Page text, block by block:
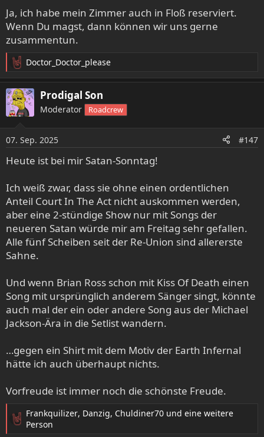
Ja, ich habe mein Zimmer auch in Floß reserviert.
Wenn Du magst, dann können wir uns gerne
zusammentun.
R
e
a
k
t
n
e
n
Doctor_Doctor_please
Prodigal Son
Moderator Roadcrew
07. Sep. 2025 #147
Heute ist bei mir Satan-Sonntag!
Ich weiß zwar, dass sie ohne einen ordentlichen
Anteil Court In The Act nicht auskommen werden,
aber eine 2-stündige Show nur mit Songs der
neueren Satan würde mir am Freitag sehr gefallen.
Alle fünf Scheiben seit der Re-Union sind allererste
Sahne.
Und wenn Brian Ross schon mit Kiss Of Death einen
Song mit ursprünglich anderem Sänger singt, könnte
auch mal der ein oder andere Song aus der Michael
Jackson-Ära in die Setlist wandern.
…gegen ein Shirt mit dem Motiv der Earth Infernal
hätte ich auch überhaupt nichts.
Vorfreude ist immer noch die schönste Freude.
R
Frankquilizer, Danzig, Chuldiner70 und eine weitere
Person